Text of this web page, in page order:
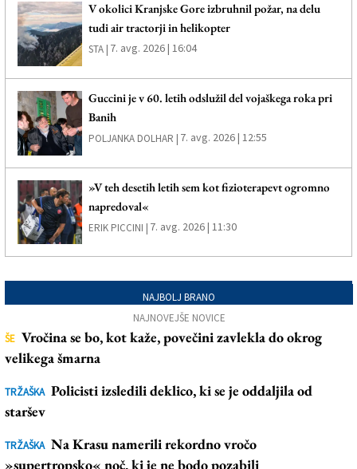
V okolici Kranjske Gore izbruhnil požar, na delu
tudi air tractorji in helikopter
STA | 7. avg. 2026 | 16:04
Guccini je v 60. letih odslužil del vojaškega roka pri
Banih
POLJANKA DOLHAR | 7. avg. 2026 | 12:55
»V teh desetih letih sem kot fizioterapevt ogromno
napredoval«
ERIK PICCINI | 7. avg. 2026 | 11:30
NAJBOLJ BRANO
NAJNOVEJŠE NOVICE
ŠE Vročina se bo, kot kaže, povečini zavlekla do okrog
velikega šmarna
TRŽAŠKA Policisti izsledili deklico, ki se je oddaljila od
staršev
TRŽAŠKA Na Krasu namerili rekordno vročo
»supertropsko« noč, ki je ne bodo pozabili